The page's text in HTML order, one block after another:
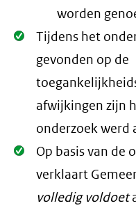
worden
Oké.
Tijdens het
gevonden op de
afwijkingen zijn
onderzoek werd
Oké.
Op basis van de
verklaart
volledig voldoet